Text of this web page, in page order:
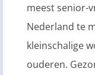
meest senior-
Nederland te
kleinschalige
ouderen.